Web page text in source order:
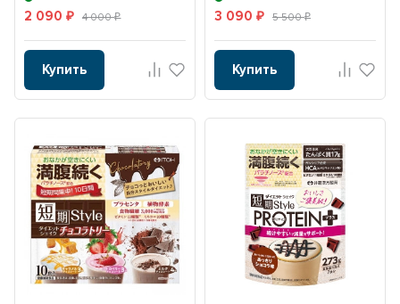
2 090₽ 4 000₽
Купить
3 090 ₽ 5 500₽
Купить